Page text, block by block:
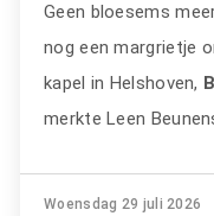
Geen bloesems
nog een margrietje
kapel in Helshoven,
merkte Leen
Woensdag 29 juli 2026